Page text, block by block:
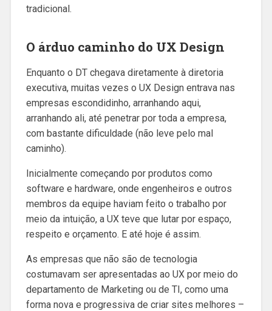
tradicional.
O árduo caminho do UX Design
Enquanto o DT chegava diretamente à diretoria
executiva, muitas vezes o UX Design entrava nas
empresas escondidinho, arranhando aqui,
arranhando ali, até penetrar por toda a empresa,
com bastante dificuldade (não leve pelo mal
caminho).
Inicialmente começando por produtos como
software e hardware, onde engenheiros e outros
membros da equipe haviam feito o trabalho por
meio da intuição, a UX teve que lutar por espaço,
respeito e orçamento. E até hoje é assim.
As empresas que não são de tecnologia
costumavam ser apresentadas ao UX por meio do
departamento de Marketing ou de TI, como uma
forma nova e progressiva de criar sites melhores –